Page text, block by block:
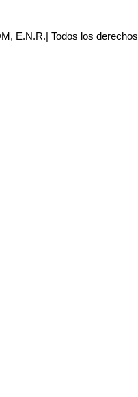
E.N.R.| Todos los